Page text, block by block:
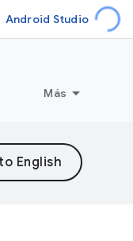
Android Studio
Más